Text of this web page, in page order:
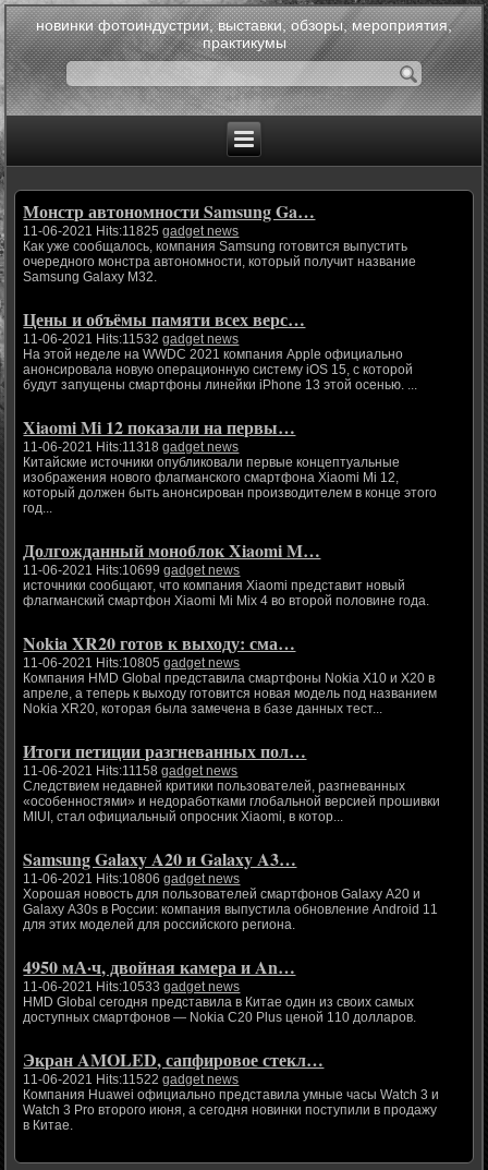
новинки фотоиндустрии, выставки, обзоры, мероприятия,
практикумы
Монстр автономности Samsung Ga…
11-06-2021 Hits:11825gadget news
Как уже сообщалось, компания Samsung готовится выпустить
очередного монстра автономности, который получит название
Samsung Galaxy M32.
Цены и объёмы памяти всех верс…
11-06-2021 Hits:11532gadget news
На этой неделе на WWDC 2021 компания Apple официально
анонсировала новую операционную систему iOS 15, с которой
будут запущены смартфоны линейки iPhone 13 этой осенью. ...
Xiaomi Mi 12 показали на первы…
11-06-2021 Hits:11318gadget news
Китайские источники опубликовали первые концептуальные
изображения нового флагманского смартфона Xiaomi Mi 12,
который должен быть анонсирован производителем в конце этого
год...
Долгожданный моноблок Xiaomi M…
11-06-2021 Hits:10699gadget news
источники сообщают, что компания Xiaomi представит новый
флагманский смартфон Xiaomi Mi Mix 4 во второй половине года.
Nokia XR20 готов к выходу: сма…
11-06-2021 Hits:10805gadget news
Компания HMD Global представила смартфоны Nokia X10 и X20 в
апреле, а теперь к выходу готовится новая модель под названием
Nokia XR20, которая была замечена в базе данных тест...
Итоги петиции разгневанных пол…
11-06-2021 Hits:11158gadget news
Следствием недавней критики пользователей, разгневанных
«особенностями» и недоработками глобальной версией прошивки
MIUI, стал официальный опросник Xiaomi, в котор...
Samsung Galaxy A20 и Galaxy A3…
11-06-2021 Hits:10806gadget news
Хорошая новость для пользователей смартфонов Galaxy A20 и
Galaxy A30s в России: компания выпустила обновление Android 11
для этих моделей для российского региона.
4950 мА·ч, двойная камера и An…
11-06-2021 Hits:10533gadget news
HMD Global сегодня представила в Китае один из своих самых
доступных смартфонов — Nokia C20 Plus ценой 110 долларов.
Экран AMOLED, сапфировое стекл…
11-06-2021 Hits:11522gadget news
Компания Huawei официально представила умные часы Watch 3 и
Watch 3 Pro второго июня, а сегодня новинки поступили в продажу
в Китае.